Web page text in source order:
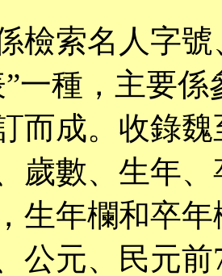
索名人字號
一種，主要
而成。收錄
歲數、生年
生年欄和卒
公元、民元